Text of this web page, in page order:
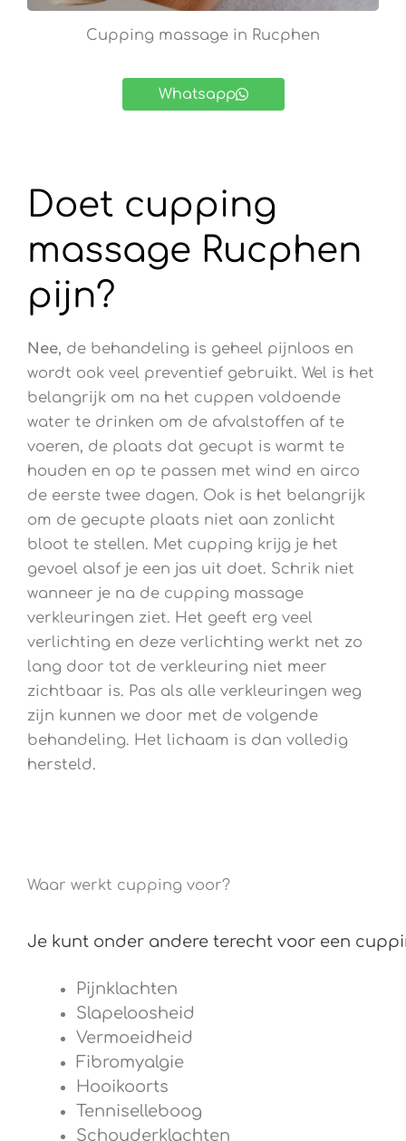
Cupping massage in Rucphen
Whatsapp
Doet cupping
massage Rucphen
pijn?
Nee, de behandeling is geheel pijnloos en
wordt ook veel preventief gebruikt. Wel is het
belangrijk om na het cuppen voldoende
water te drinken om de afvalstoffen af te
voeren, de plaats dat gecupt is warmt te
houden en op te passen met wind en airco
de eerste twee dagen. Ook is het belangrijk
om de gecupte plaats niet aan zonlicht
bloot te stellen. Met cupping krijg je het
gevoel alsof je een jas uit doet. Schrik niet
wanneer je na de cupping massage
verkleuringen ziet. Het geeft erg veel
verlichting en deze verlichting werkt net zo
lang door tot de verkleuring niet meer
zichtbaar is. Pas als alle verkleuringen weg
zijn kunnen we door met de volgende
behandeling. Het lichaam is dan volledig
hersteld.
Waar werkt cupping voor?
Je kunt onder andere terecht voor een
Pijnklachten
Slapeloosheid
Vermoeidheid
Fibromyalgie
Hooikoorts
Tenniselleboog
Schouderklachten